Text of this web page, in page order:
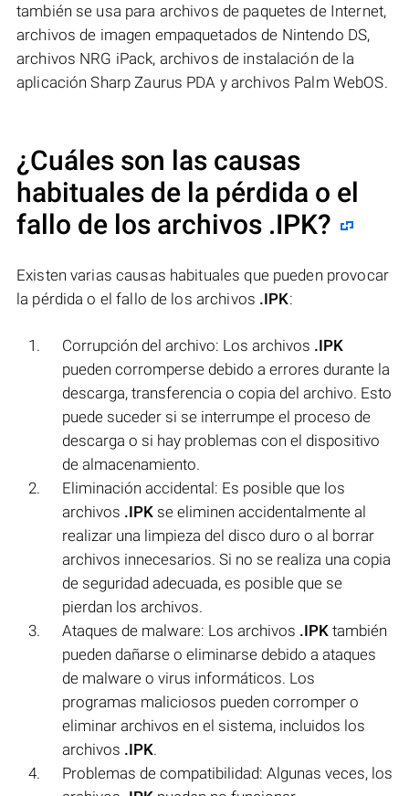
también se usa para archivos de paquetes de Internet,
archivos de imagen empaquetados de Nintendo DS,
archivos NRG iPack, archivos de instalación de la
aplicación Sharp Zaurus PDA y archivos Palm WebOS.
¿Cuáles son las causas
habituales de la pérdida o el
fallo de los archivos .IPK?
Existen varias causas habituales que pueden provocar
la pérdida o el fallo de los archivos .IPK:
Corrupción del archivo: Los archivos .IPK
pueden corromperse debido a errores durante la
descarga, transferencia o copia del archivo. Esto
puede suceder si se interrumpe el proceso de
descarga o si hay problemas con el dispositivo
de almacenamiento.
Eliminación accidental: Es posible que los
archivos .IPK se eliminen accidentalmente al
realizar una limpieza del disco duro o al borrar
archivos innecesarios. Si no se realiza una copia
de seguridad adecuada, es posible que se
pierdan los archivos.
Ataques de malware: Los archivos .IPK también
pueden dañarse o eliminarse debido a ataques
de malware o virus informáticos. Los
programas maliciosos pueden corromper o
eliminar archivos en el sistema, incluidos los
archivos .IPK.
Problemas de compatibilidad: Algunas veces, los